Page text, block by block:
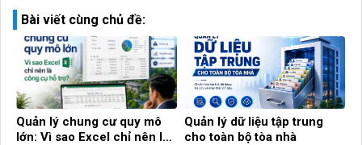
Bài viết cùng chủ đề:
Quản lý chung cư quy mô
lớn: Vì sao Excel chỉ nên là
Quản lý dữ liệu tập trung
cho toàn bộ tòa nhà